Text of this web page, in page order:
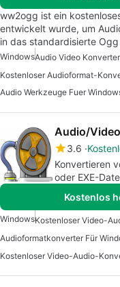
ww2ogg ist ein
entwickelt wurde, um
in das standardisierte
WindowsAudio Video
Audio Werkzeuge Fuer
Audio/
3.6
Konvertieren
oder EXE-
Kostenlos
WindowsKostenloser Video-
Audioformatkonverter Für